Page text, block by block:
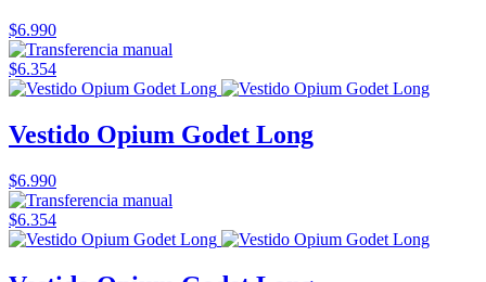
$6.990
$6.354
Vestido Opium Godet Long
$6.990
$6.354